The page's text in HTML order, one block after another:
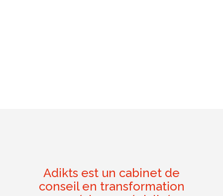
Adikts est un cabinet de
conseil en transformation